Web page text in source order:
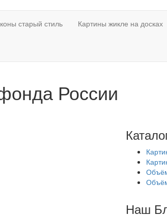
старый стиль Картины жикле на досках
России
Наш